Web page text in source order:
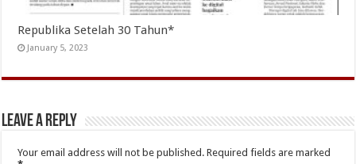
Republika Setelah 30 Tahun*
January 5, 2023
Leave a Reply
Your email address will not be published. Required fields are marked